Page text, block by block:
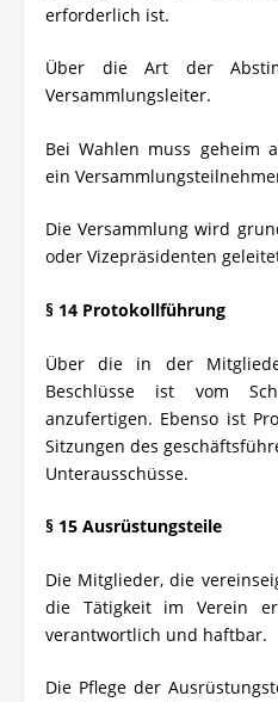
erforderlich ist.
Über die Art der
Versammlungsleiter.
Bei Wahlen muss geheim
ein
Die Versammlung wird
oder Vizepräsidenten
§ 14 Protokollführung
Über die in der
Beschlüsse ist vom
anzufertigen. Ebenso ist
Sitzungen des
Unterausschüsse.
§ 15 Ausrüstungsteile
Die Mitglieder, die
die Tätigkeit im Verein
verantwortlich und haftbar.
Die Pflege der